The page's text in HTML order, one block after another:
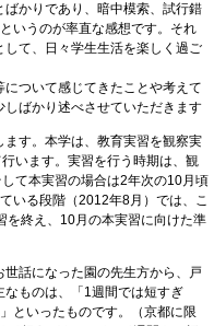
かりであり、暗中模索、試行錯
いうのが率直な感想です。それ
て、日々学生生活を楽しく過ご
ついて感じてきたことや考えて
ばかり述べさせていただきます
す。本学は、教育実習を観察実
います。実習を行う時期は、観
て本実習の場合は2年次の10月頃
いる段階（2012年8月）では、こ
を終え、10月の本実習に向けた準
話になった園の先生方から、戸
ものは、「1週間では短すぎ
といったものです。（京都に限